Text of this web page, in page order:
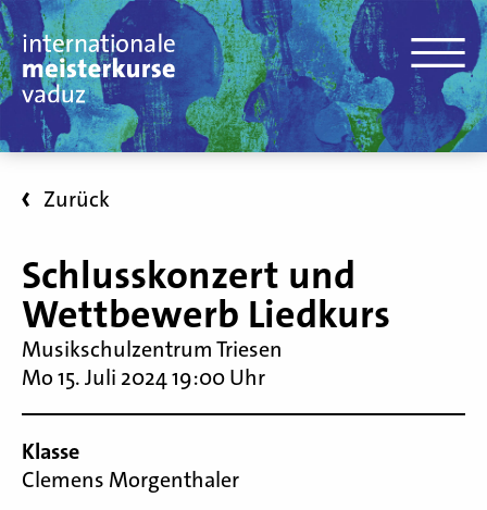
Zurück
Schlusskonzert und
Wettbewerb Liedkurs
Musikschulzentrum Triesen
Mo 15. Juli 2024 19:00 Uhr
Klasse
Clemens Morgenthaler